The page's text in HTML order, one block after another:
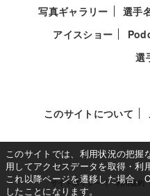
写真ギャラリー
選手
アイスショー
選
このサイトについて
サイトポリシー 利用規約
このサイトでは、利用状況の把握
用してアクセスデータを取得・利
これ以降ページを遷移した場合、
したことになります。